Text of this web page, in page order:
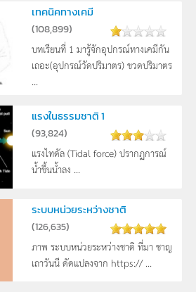
เทคนิคทางเคมี
(108,899)
บทเรียนที่ 1 มารู้จักอุปกรณ์ทางเคมีกัน
เถอะ(อุปกรณ์วัดปริมาตร) ขวดปริมาตร
...
แรงในธรรมชาติ 1
(93,824)
แรงไทดัล (Tidal force) ปรากฏการณ์
น้ำขึ้นน้ำลง ...
ระบบหน่วยระหว่างชาติ
(126,635)
ภาพ ระบบหน่วยระหว่างชาติ ที่มา ชาญ
เถาวันนี ดัดแปลงจาก https:// ...